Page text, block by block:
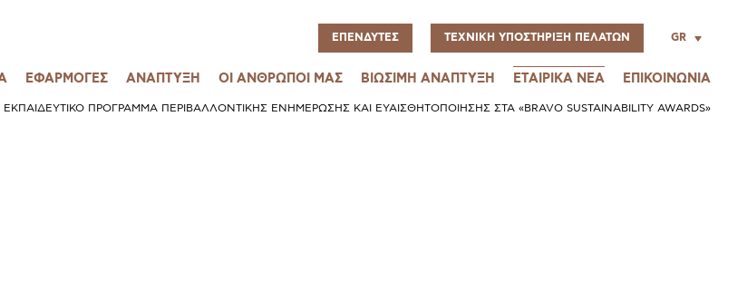
ΕΠΕΝΔΥΤΕΣ ΤΕΧΝΙΚΗ ΥΠΟΣΤΗΡΙΞΗ ΠΕΛΑΤΩΝ GR
ΕΦΑΡΜΟΓΕΣ ΑΝΑΠΤΥΞΗ ΟΙ ΑΝΘΡΩΠΟΙ ΜΑΣ ΒΙΩΣΙΜΗ ΑΝΑΠΤΥΞΗ ΕΤΑΙΡΙΚΑ ΝΕΑ ΕΠΙΚΟΙΝΩΝΙΑ
ΠΡΌΓΡΑΜΜΑ ΠΕΡΙΒΑΛΛΟΝΤΙΚΉΣ ΕΝΗΜΈΡΩΣΗΣ ΚΑΙ ΕΥΑΙΣΘΗΤΟΠΟΊΗΣΗΣ ΣΤΑ «BRAVO SUSTAINABILITY AWARDS»